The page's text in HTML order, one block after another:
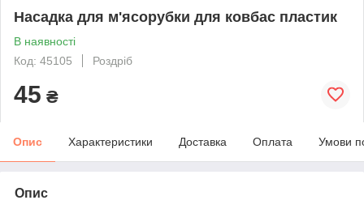
Насадка для м'ясорубки для ковбас пластик
В наявності
Код: 45105
Роздріб
45 ₴
Опис Характеристики Доставка Оплата Умови
Опис